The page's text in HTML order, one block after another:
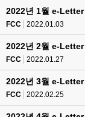
2022년 1월 e-Letter
FCC 2022.01.03
2022년 2월 e-Letter
FCC 2022.01.27
2022년 3월 e-Letter
FCC 2022.02.25